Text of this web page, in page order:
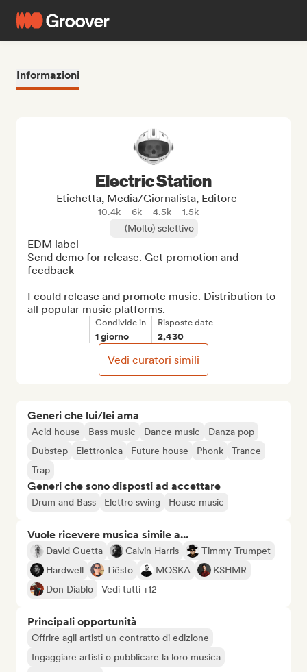
Informazioni
Generi che lui/lei ama
Acid house Bass music Dance music
Danza pop
Dubstep
Elettronica Future house Phonk
Trance
Trap
Generi che sono disposti ad accettare
Drum and Bass Elettro swing House music
Vuole ricevere musica simile a...
David Guetta Calvin Harris
Timmy Trumpet
Hardwell
Tiësto MOSKA
KSHMR
Don Diablo
Vedi tutti +12
Principali opportunità
Offrire agli artisti un contratto di edizione
Ingaggiare artisti o pubblicare la loro musica
Electric Station
Etichetta, Media/Giornalista, Editore
10.4k 6k 4.5k
1.5k
(Molto) selettivo
EDM label
Send demo for release. Get promotion and
feedback
I could release and promote music. Distribution to
all popular music platforms.
Condivide in
1 giorno
Risposte date
2,430
Vedi curatori simili